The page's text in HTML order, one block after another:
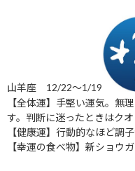
山羊座 12/22～1/19
【全体運】手堅い運気。無
す。判断に迷ったときはク
【健康運】行動的なほど調
【幸運の食べ物】新ショウガ